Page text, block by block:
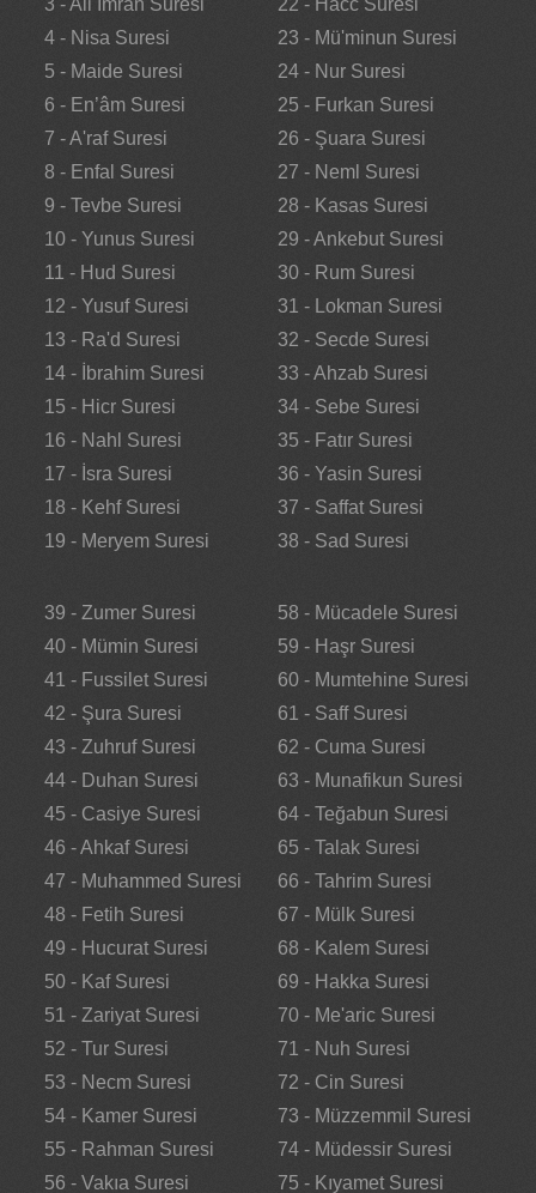
4 - Nisa Suresi
5 - Maide Suresi
6 - En’âm Suresi
7 - A'raf Suresi
8 - Enfal Suresi
9 - Tevbe Suresi
10 - Yunus Suresi
11 - Hud Suresi
12 - Yusuf Suresi
13 - Ra'd Suresi
14 - İbrahim Suresi
15 - Hicr Suresi
16 - Nahl Suresi
17 - İsra Suresi
18 - Kehf Suresi
19 - Meryem Suresi
23 - Mü'minun Suresi
24 - Nur Suresi
25 - Furkan Suresi
26 - Şuara Suresi
27 - Neml Suresi
28 - Kasas Suresi
29 - Ankebut Suresi
30 - Rum Suresi
31 - Lokman Suresi
32 - Secde Suresi
33 - Ahzab Suresi
34 - Sebe Suresi
35 - Fatır Suresi
36 - Yasin Suresi
37 - Saffat Suresi
38 - Sad Suresi
39 - Zumer Suresi
40 - Mümin Suresi
41 - Fussilet Suresi
42 - Şura Suresi
43 - Zuhruf Suresi
44 - Duhan Suresi
45 - Casiye Suresi
46 - Ahkaf Suresi
47 - Muhammed Suresi
48 - Fetih Suresi
49 - Hucurat Suresi
50 - Kaf Suresi
51 - Zariyat Suresi
52 - Tur Suresi
53 - Necm Suresi
54 - Kamer Suresi
55 - Rahman Suresi
56 - Vakıa Suresi
58 - Mücadele Suresi
59 - Haşr Suresi
60 - Mumtehine Suresi
61 - Saff Suresi
62 - Cuma Suresi
63 - Munafikun Suresi
64 - Teğabun Suresi
65 - Talak Suresi
66 - Tahrim Suresi
67 - Mülk Suresi
68 - Kalem Suresi
69 - Hakka Suresi
70 - Me'aric Suresi
71 - Nuh Suresi
72 - Cin Suresi
73 - Müzzemmil Suresi
74 - Müdessir Suresi
75 - Kıyamet Suresi